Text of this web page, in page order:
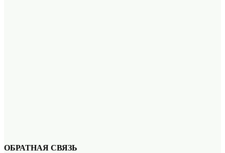
ОБРАТНАЯ СВЯЗЬ